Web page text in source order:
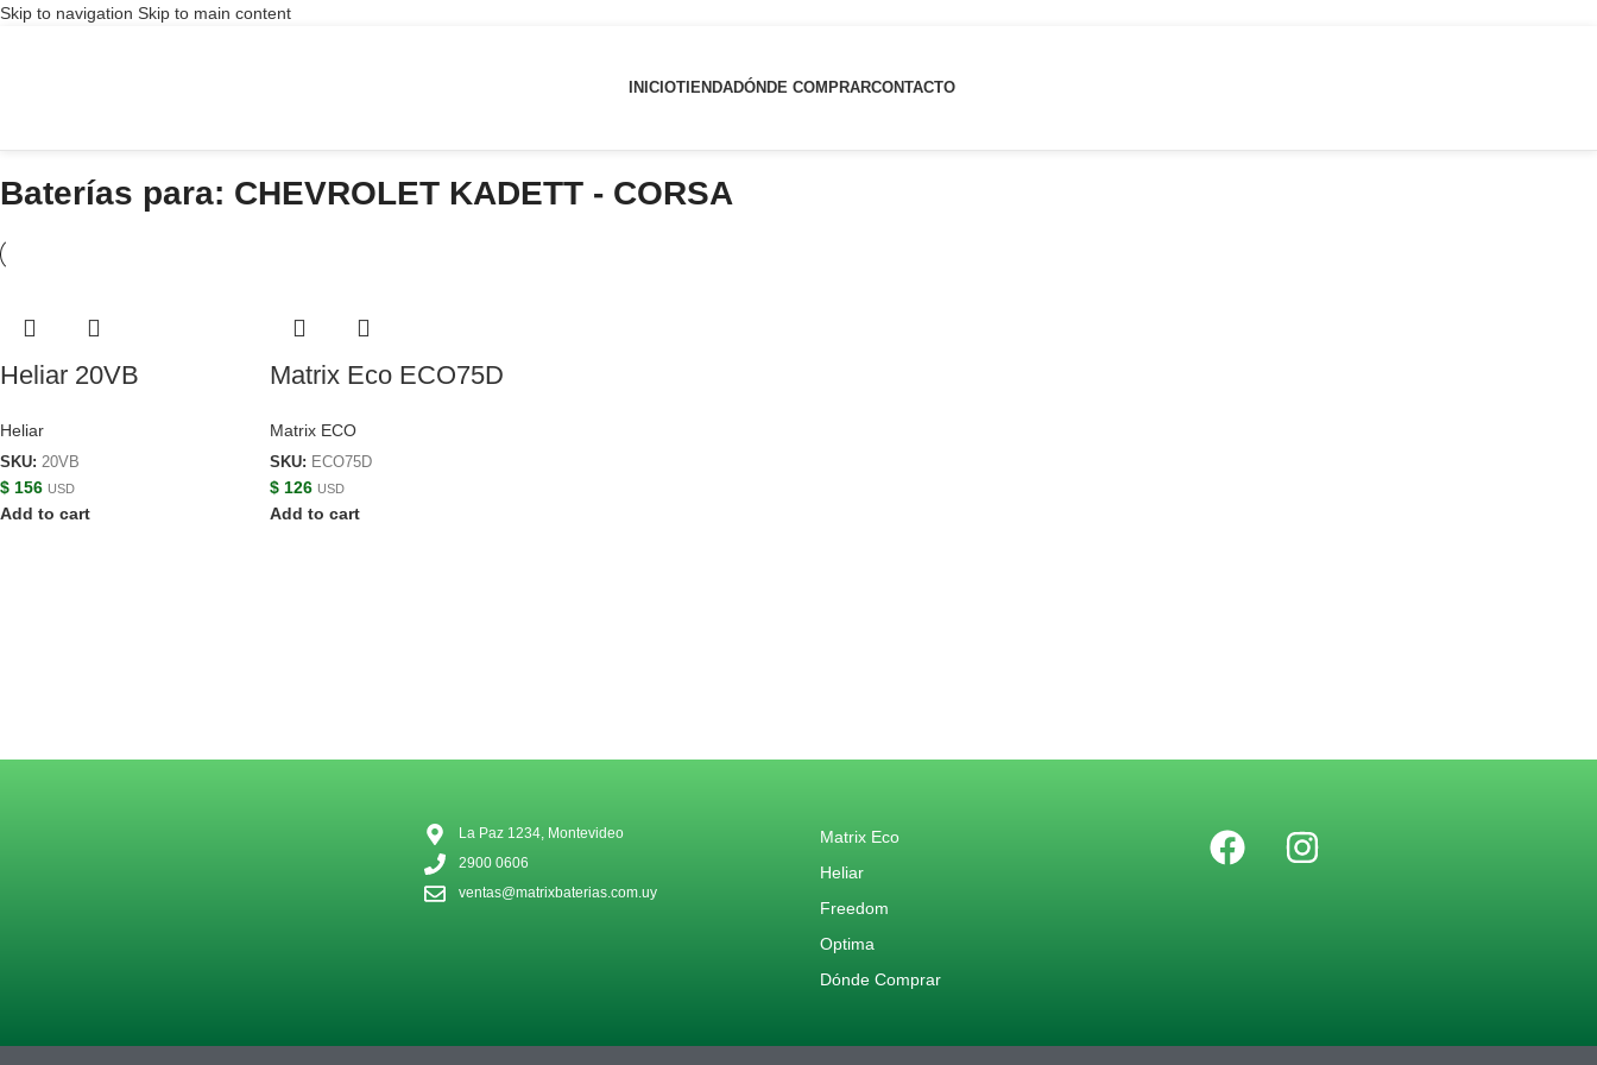
Skip to navigation Skip to main content
INICIOTIENDADÓNDE COMPRARCONTACTO
Baterías para: CHEVROLET KADETT - CORSA
Heliar 20VB
Heliar
SKU: 20VB
$ 156 USD
Add to cart
Matrix Eco ECO75D
Matrix ECO
SKU: ECO75D
$ 126 USD
Add to cart
La Paz 1234, Montevideo
2900 0606
ventas@matrixbaterias.com.uy
Matrix Eco
Heliar
Freedom
Optima
Dónde Comprar